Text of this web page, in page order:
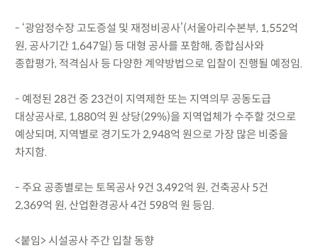
- ‘광암정수장 고도증설 및 재정비공사’(서울아리수본부, 1,552억
원, 공사기간 1,647일) 등 대형 공사를 포함해, 종합심사와
종합평가, 적격심사 등 다양한 계약방법으로 입찰이 진행될 예정임.
- 예정된 28건 중 23건이 지역제한 또는 지역의무 공동도급
대상공사로, 1,880억 원 상당(29%)을 지역업체가 수주할 것으로
예상되며, 지역별로 경기도가 2,948억 원으로 가장 많은 비중을
차지함.
- 주요 공종별로는 토목공사 9건 3,492억 원, 건축공사 5건
2,369억 원, 산업환경공사 4건 598억 원 등임.
<붙임> 시설공사 주간 입찰 동향